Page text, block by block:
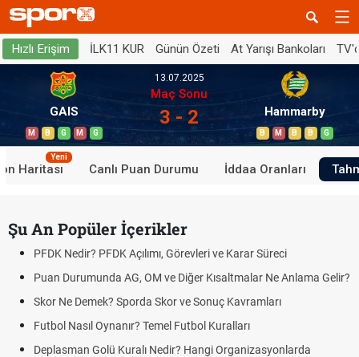
Hızlı Erişim İLK11 KUR Günün Özeti At Yarışı Bankoları
GAIS
M B G M G
13.07.2025
Maç Sonu
3 - 2 Hammarby
B M B B G
Haritası
Yeni
Canlı Puan Durumu İddaa Oranları
Şu An Popüler İçerikler
PFDK Nedir? PFDK Açılımı, Görevleri ve Karar Süreci
Puan Durumunda AG, OM ve Diğer Kısaltmalar Ne Anlama Gelir?
Skor Ne Demek? Sporda Skor ve Sonuç Kavramları
Futbol Nasıl Oynanır? Temel Futbol Kuralları
Deplasman Golü Kuralı Nedir? Hangi Organizasyonlarda